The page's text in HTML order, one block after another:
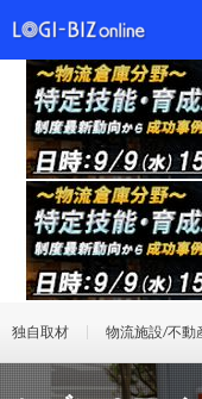
独自取材 物流施設/不動